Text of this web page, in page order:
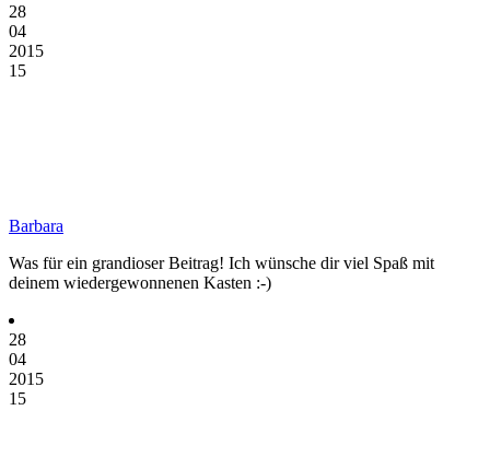
28
04
2015
15
Barbara
Was für ein grandioser Beitrag! Ich wünsche dir viel Spaß mit
deinem wiedergewonnenen Kasten :-)
28
04
2015
15